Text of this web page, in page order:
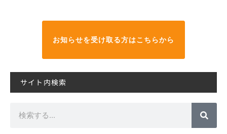
お知らせを受け取る方はこちらから
サイト内検索